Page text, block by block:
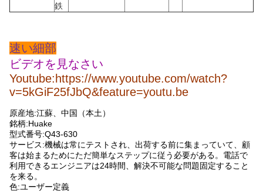
鉄
速い細部
ビデオを見なさい
Youtube:https://www.youtube.com/watch?
v=5kGiF25fJbQ&feature=youtu.be
原産地:江蘇、中国（本土）
銘柄:Huake
型式番号:Q43-630
サービス:機械は常にテストされ、出荷する前に集まっていて、顧
客は始まるためにただ簡単なステップに従う必要がある。電話で
利用できるエンジニアは24時間、解決不可能な問題固定すること
を来る。
色:ユーザー定義